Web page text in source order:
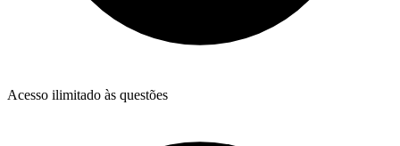
Acesso ilimitado às questões